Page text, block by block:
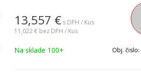
13,557 € s DPH / Kus
11,022 € bez DPH / Kus
Na sklade 100+ Obj. čislo: